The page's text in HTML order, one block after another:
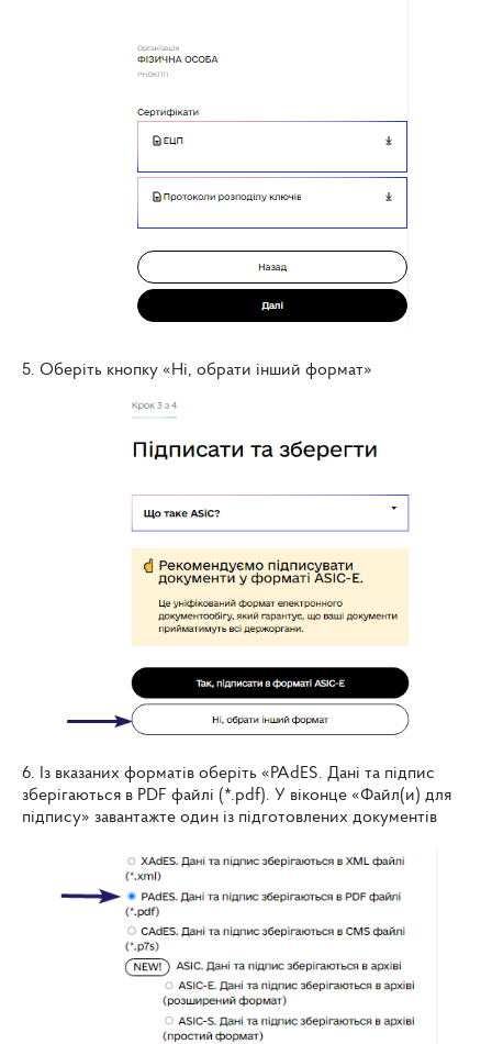
5. Оберіть кнопку «Ні, обрати інший формат»
6. Із вказаних форматів оберіть «PAdES. Дані та підпис
зберігаються в PDF файлі (*.pdf). У віконце «Файл(и) для
підпису» завантажте один із підготовлених документів